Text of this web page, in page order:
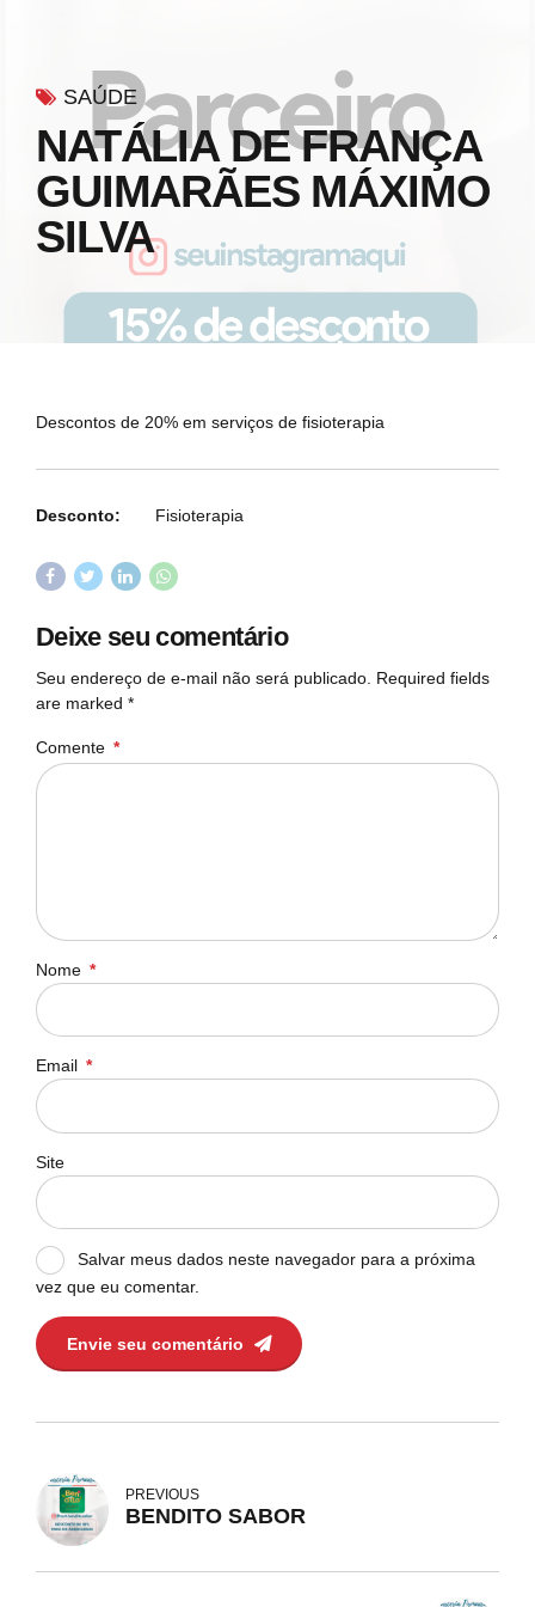
SAÚDE
NATÁLIA DE FRANÇA
GUIMARÃES MÁXIMO
SILVA
Descontos de 20% em serviços de fisioterapia
Desconto: Fisioterapia
Deixe seu comentário
Seu endereço de e-mail não será publicado. Required fields
are marked *
Comente *
Nome *
Email *
Site
Salvar meus dados neste navegador para a próxima
vez que eu comentar.
Envie seu comentário
PREVIOUS
BENDITO SABOR